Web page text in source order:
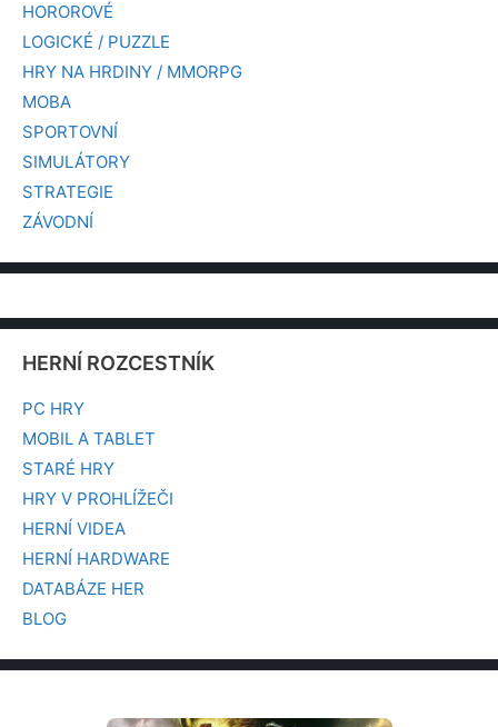
HOROROVÉ
LOGICKÉ / PUZZLE
HRY NA HRDINY / MMORPG
MOBA
SPORTOVNÍ
SIMULÁTORY
STRATEGIE
ZÁVODNÍ
HERNÍ ROZCESTNÍK
PC HRY
MOBIL A TABLET
STARÉ HRY
HRY V PROHLÍŽEČI
HERNÍ VIDEA
HERNÍ HARDWARE
DATABÁZE HER
BLOG